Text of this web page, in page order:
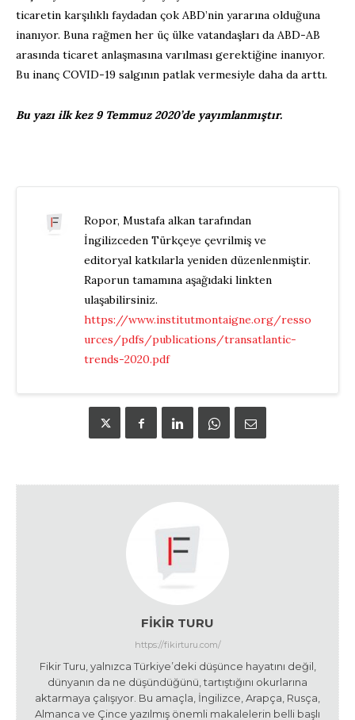
ticaretin karşılıklı faydadan çok ABD’nin yararına olduğuna
inanıyor. Buna rağmen her üç ülke vatandaşları da ABD-AB
arasında ticaret anlaşmasına varılması gerektiğine inanıyor.
Bu inanç COVID-19 salgının patlak vermesiyle daha da arttı.
Bu yazı ilk kez 9 Temmuz 2020’de yayımlanmıştır.
Ropor, Mustafa alkan tarafından
İngilizceden Türkçeye çevrilmiş ve
editoryal katkılarla yeniden düzenlenmiştir.
Raporun tamamına aşağıdaki linkten
ulaşabilirsiniz.
https://www.institutmontaigne.org/resso
urces/pdfs/publications/transatlantic-
trends-2020.pdf
FIKIR TURU
https://fikirturu.com/
Fikir Turu, yalnızca Türkiye’deki düşünce hayatını değil,
dünyanın da ne düşündüğünü, tartıştığını okurlarına
aktarmaya çalışıyor. Bu amaçla, İngilizce, Arapça, Rusça,
Almanca ve Çince yazılmış önemli makalelerin belli başlı